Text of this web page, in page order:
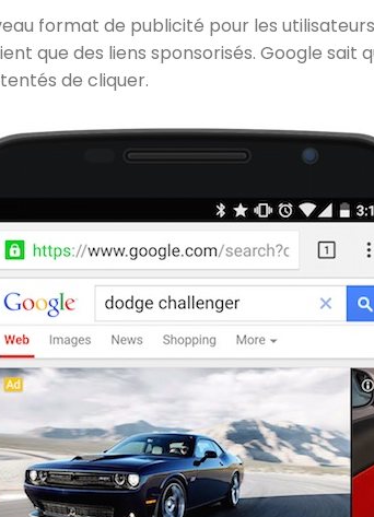
format de publicité pour les
que des liens sponsorisés. Google sait
de cliquer.